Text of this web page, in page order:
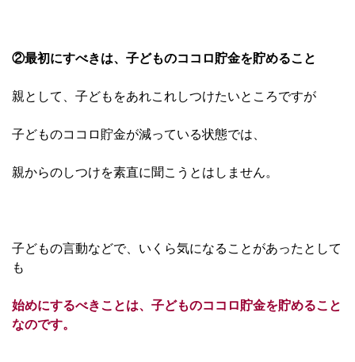
②最初にすべきは、子どものココロ貯金を貯めること
親として、子どもをあれこれしつけたいところですが
子どものココロ貯金が減っている状態では、
親からのしつけを素直に聞こうとはしません。
子どもの言動などで、いくら気になることがあったとして
も
始めにするべきことは、子どものココロ貯金を貯めること
なのです。